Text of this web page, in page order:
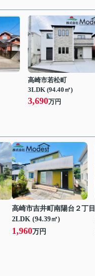
高崎市若松町
3LDK (94.40㎡)
3,690万円
高崎市吉井町南陽台２丁目
2LDK (94.39㎡)
1,960万円